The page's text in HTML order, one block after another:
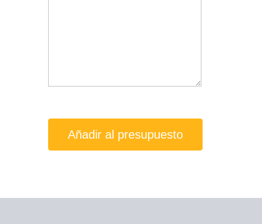
Añadir al presupuesto